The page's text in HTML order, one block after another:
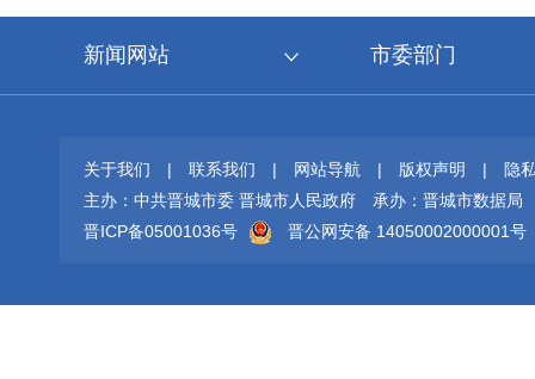
新闻网站 市委部门
关于我们 | 联系我们 | 网站导航 | 版权声明 |
隐
主办：中共晋城市委 晋城市人民政府
承办：晋城市数据局
晋ICP备05001036号
晋公网安备 14050002000001号